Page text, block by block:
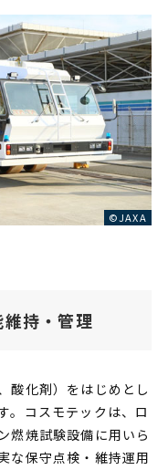
©JAXA
持・管理
酸化剤）をはじめとし
。コスモテックは、ロ
燃焼試験設備に用いら
な保守点検・維持運用